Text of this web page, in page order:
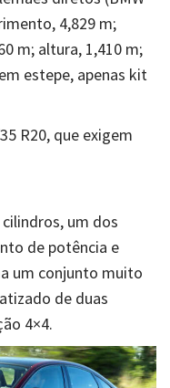
4,829 m;
m; altura, 1,410 m;
estepe, apenas kit
R20, que exigem
um dos
de potência e
um conjunto muito
de duas
4×4.